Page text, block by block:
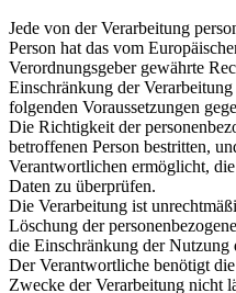
Jede von der Verarbeitung
Person hat das vom
Verordnungsgeber gewährte
Einschränkung der
folgenden Voraussetzungen
Die Richtigkeit der
betroffenen Person bestritten,
Verantwortlichen ermöglicht,
Daten zu überprüfen.
Die Verarbeitung ist
Löschung der
die Einschränkung der Nutzung
Der Verantwortliche benötigt
Zwecke der Verarbeitung nicht